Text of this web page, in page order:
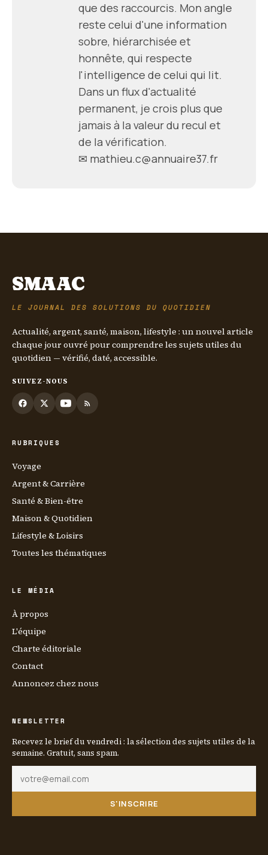
que des raccourcis. Mon angle
reste celui d'une information
sobre, hiérarchisée et
honnête, qui respecte
l'intelligence de celui qui lit.
Dans un flux d'actualité
permanent, je crois plus que
jamais à la valeur du recul et
de la vérification.
✉ mathieu.c@annuaire37.fr
SMAAC
LE JOURNAL DES SOLUTIONS DU QUOTIDIEN
Actualité, argent, santé, maison, lifestyle : un nouvel article
chaque jour ouvré pour comprendre les sujets utiles du
quotidien — vérifié, daté, accessible.
SUIVEZ-NOUS
RUBRIQUES
Voyage
Argent & Carrière
Santé & Bien-être
Maison & Quotidien
Lifestyle & Loisirs
Toutes les thématiques
LE MÉDIA
À propos
L'équipe
Charte éditoriale
Contact
Annoncez chez nous
NEWSLETTER
Recevez le brief du vendredi : la sélection des sujets utiles de la
semaine. Gratuit, sans spam.
S'INSCRIRE